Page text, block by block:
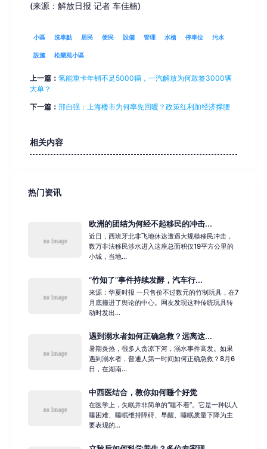
(来源：解放日报 记者 车佳楠)
小區 洗車點 居民 便民 設備 管理 水槍 停車位 污水
設施 松樂苑小區
上一篇： 氢能重卡年销不足5000辆，一汽解放为何敢签3000辆
大单？
下一篇： 邢自强：上海楼市为何率先回暖？政策红利加经济撑腰
相关内容
热门资讯
欧洲的团结为何经不起移民的冲击...
近日，西班牙北非飞地休达遭遇大规模移民冲击，
数万非法移民涉水进入这座总面积仅19平方公里的
小城，当地...
“竹知了”事件持续发酵，汽车行...
来源：华夏时报 一只售价不过数元的竹制玩具，在7
月底撞进了舆论的中心。网友发现这种传统玩具转
动时发出...
遇到溺水者如何正确急救？远离这...
暑期炎热，很多人贪凉下河，溺水事件高发。如果
遇到溺水者，普通人第一时间如何正确急救？8月6
日，在湖南...
中西医结合，教你如何睡个好觉
在医学上，失眠并非简单的“睡不着”。它是一种以入
睡困难、睡眠维持障碍、早醒、睡眠质量下降为主
要表现的...